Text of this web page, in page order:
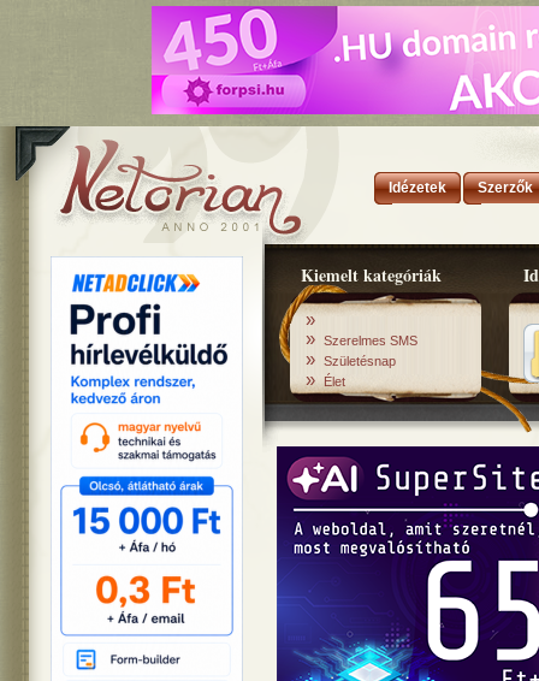
Idézetek Szerzők
Kiemelt kategóriák
»
» Szerelmes SMS
» Születésnap
» Élet